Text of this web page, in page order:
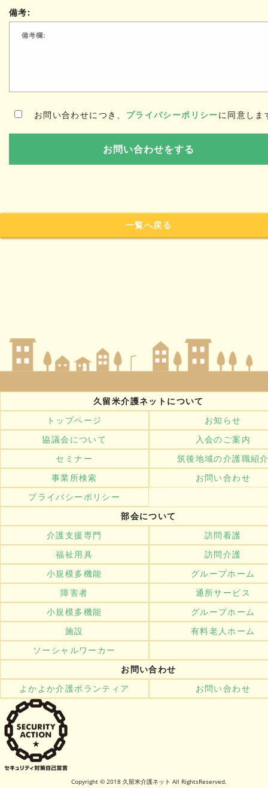
備考:
お問い合わせにつき、 プライバシーポリシーに同意しま
一覧へ戻る
久留米介護ネットについて
トップページ
お知らせ
協議会について
入会のご案内
セミナー
筑後地域の介護職紹
事業所検索
お問い合わせ
プライバシーポリシー
部会について
介護支援専門
訪問看護
福祉用具
訪問介護
小規模多機能
グループホーム
障害者
通所サービス
小規模多機能
グループホーム
施設
有料老人ホーム
ソーシャルワーカー
お問い合わせ
よかよか介護ボランティア
お問い合わせ
Copyright © 2018 久留米介護ネット All RightsReserved.